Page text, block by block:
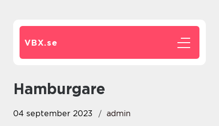
VBX.se
Hamburgare
04 september 2023 admin